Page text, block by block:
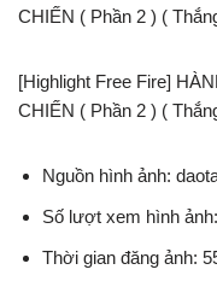
CHIẾN ( Phần 2 ) (
[Highlight Free Fire]
CHIẾN ( Phần 2 ) (
Nguồn hình ảnh:
Số lượt xem hình
Thời gian đăng ảnh: